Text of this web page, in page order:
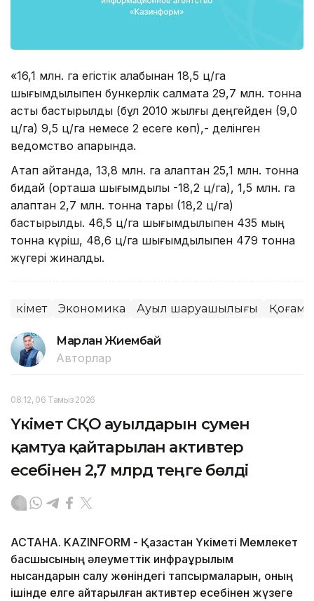
«16,1 млн. га егістік алқабынан 18,5 ц/га
шығымдылықпен бункерлік салмақта 29,7 млн. тонна
астық бастырылды (бұл 2010 жылғы деңгейден (9,0
ц/га) 9,5 ц/га немесе 2 есеге көп),- делінген
ведомство ақпарында.
Атап айтқанда, 13,8 млн. га алқаптан 25,1 млн. тонна
бидай (орташа шығымдылық -18,2 ц/га), 1,5 млн. га
алқаптан 2,7 млн. тонна тары (18,2 ц/га)
бастырылды. 46,5 ц/га шығымдылықпен 435 мың
тонна күріш, 48,6 ц/га шығымдылықпен 479 тонна
жүгері жиналды.
Үкімет Экономика Ауыл шаруашылығы Қоғам
Марлан Жиембай
Авторлар
08:12, 06 Тамыз 2026
Үкімет СҚО ауылдарын сумен
қамтуға қайтарылған активтер
есебінен 2,7 млрд теңге бөлді
АСТАНА. KAZINFORM - Қазақстан Үкіметі Мемлекет
басшысының әлеуметтік инфрақұрылым
нысандарын салу жөніндегі тапсырмаларын, оның
ішінде елге қайтарылған активтер есебінен жүзеге